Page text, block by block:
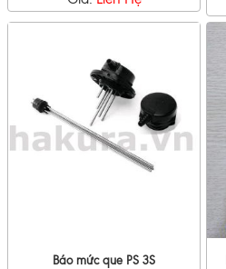
Báo mức que PS 3S